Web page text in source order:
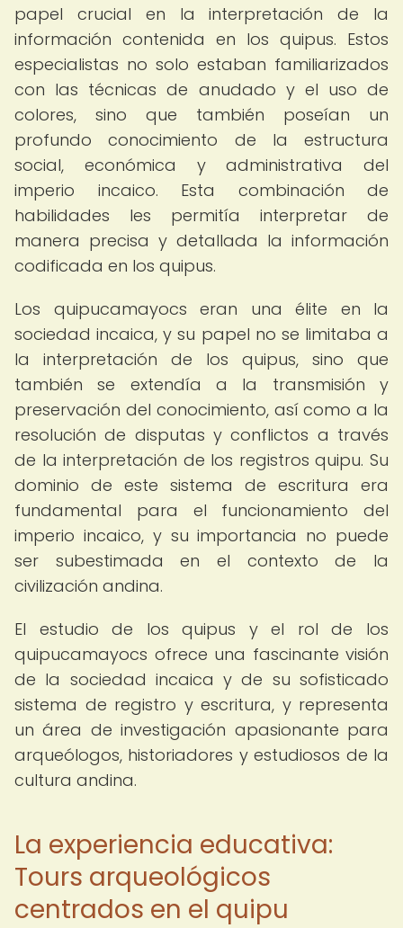
papel crucial en la interpretación de la
información contenida en los quipus. Estos
especialistas no solo estaban familiarizados
con las técnicas de anudado y el uso de
colores, sino que también poseían un
profundo conocimiento de la estructura
social, económica y administrativa del
imperio incaico. Esta combinación de
habilidades les permitía interpretar de
manera precisa y detallada la información
codificada en los quipus.
Los quipucamayocs eran una élite en la
sociedad incaica, y su papel no se limitaba a
la interpretación de los quipus, sino que
también se extendía a la transmisión y
preservación del conocimiento, así como a la
resolución de disputas y conflictos a través
de la interpretación de los registros quipu. Su
dominio de este sistema de escritura era
fundamental para el funcionamiento del
imperio incaico, y su importancia no puede
ser subestimada en el contexto de la
civilización andina.
El estudio de los quipus y el rol de los
quipucamayocs ofrece una fascinante visión
de la sociedad incaica y de su sofisticado
sistema de registro y escritura, y representa
un área de investigación apasionante para
arqueólogos, historiadores y estudiosos de la
cultura andina.
La experiencia educativa:
Tours arqueológicos
centrados en el quipu